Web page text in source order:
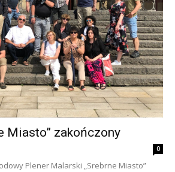
Miasto” zakończony
0
Plener Malarski „Srebrne Miasto”